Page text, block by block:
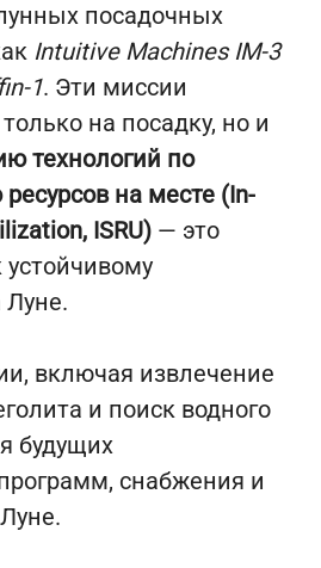
посадочных
Intuitive Machines IM-3
1. Эти миссии
на посадку, но и
технологий по
на месте (In-
ISRU) — это
Луне.
включая извлечение
и поиск водного
будущих
снабжения и